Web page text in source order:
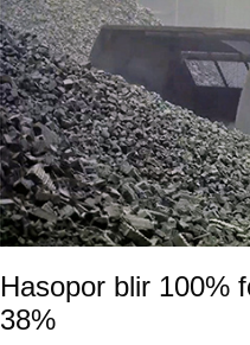
Hasopor blir 100%
38%